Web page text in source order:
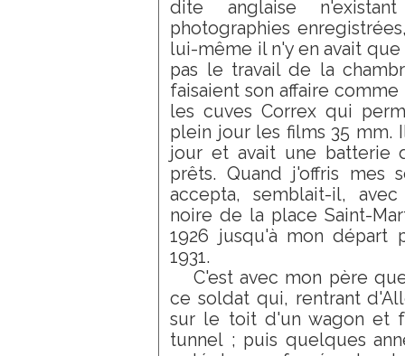
dite anglaise
photographies
lui-même il n'y en avait
pas le travail de la
faisaient son affaire
les cuves Correx qui
plein jour les films 35 mm.
jour et avait une batterie
prêts. Quand j'offris mes
accepta, semblait-il,
noire de la place Saint-
1926 jusqu'à mon départ
1931.
C'est avec mon père
ce soldat qui, rentrant
sur le toit d'un wagon et
tunnel ; puis quelques